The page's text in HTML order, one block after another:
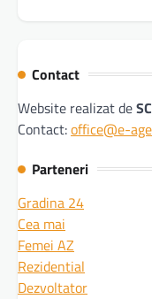
Contact
Website realizat de
Contact:office@e-
Parteneri
Gradina 24
Cea mai
Femei AZ
Rezidential
Dezvoltator